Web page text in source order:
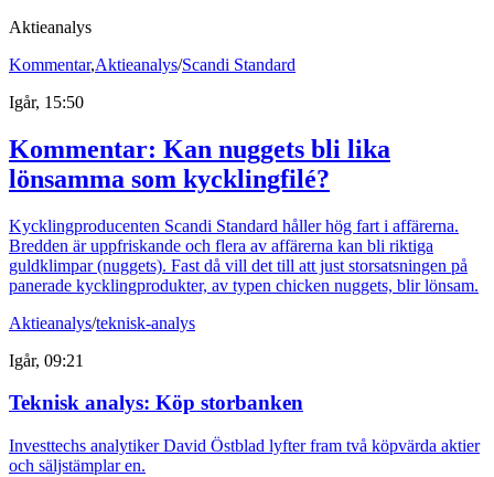
Aktieanalys
Kommentar,Aktieanalys/Scandi Standard
Igår, 15:50
Kommentar: Kan nuggets bli lika
lönsamma som kycklingfilé?
Kycklingproducenten Scandi Standard håller hög fart i affärerna.
Bredden är uppfriskande och flera av affärerna kan bli riktiga
guldklimpar (nuggets). Fast då vill det till att just storsatsningen på
panerade kycklingprodukter, av typen chicken nuggets, blir lönsam.
Aktieanalys/teknisk-analys
Igår, 09:21
Teknisk analys: Köp storbanken
Investtechs analytiker David Östblad lyfter fram två köpvärda aktier
och säljstämplar en.